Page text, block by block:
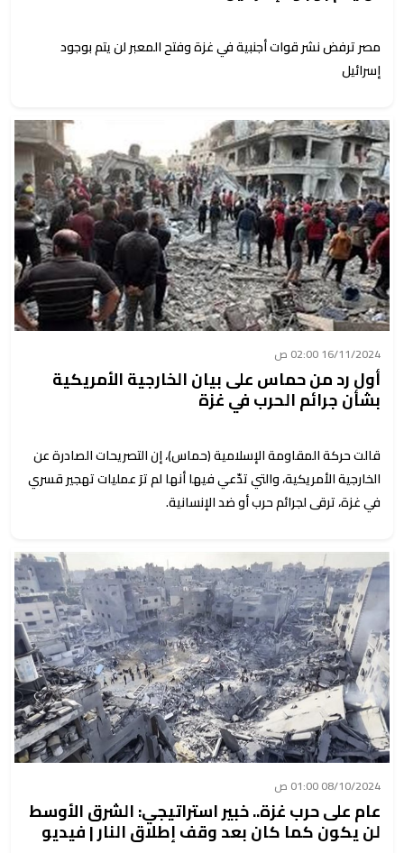
مصر ترفض نشر قوات أجنبية في غزة وفتح المعبر لن يتم بوجود
إسرائيل
16/11/2024 02:00 ص
أول رد من حماس على بيان الخارجية الأمريكية
بشأن جرائم الحرب في غزة
قالت حركة المقاومة الإسلامية (حماس)، إن التصريحات الصادرة عن
الخارجية الأمريكية، والتي تدّعي فيها أنها لم ترَ عمليات تهجير قسري
في غزة، ترقى لجرائم حرب أو ضد الإنسانية.
08/10/2024 01:00 ص
عام على حرب غزة.. خبير استراتيجي: الشرق الأوسط
لن يكون كما كان بعد وقف إطلاق النار | فيديو